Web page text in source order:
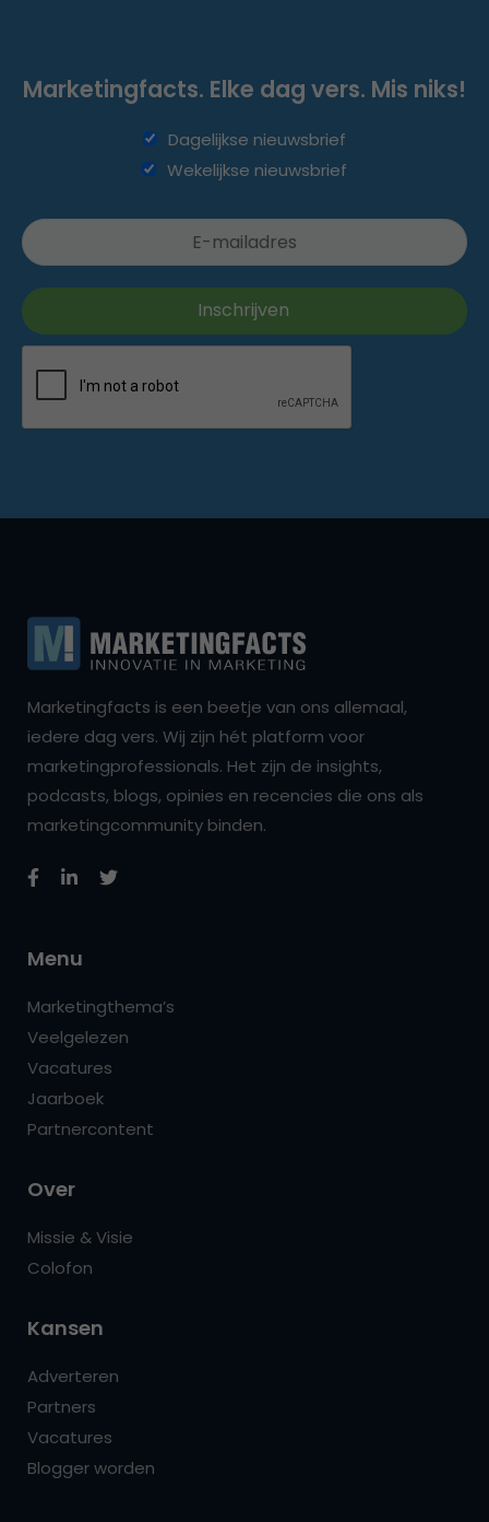
Marketingfacts. Elke dag vers. Mis niks!
Dagelijkse nieuwsbrief
Wekelijkse nieuwsbrief
Marketingfacts is een beetje van ons allemaal,
iedere dag vers. Wij zijn hét platform voor
marketingprofessionals. Het zijn de insights,
podcasts, blogs, opinies en recencies die ons als
marketingcommunity binden.
Menu
Marketingthema’s
Veelgelezen
Vacatures
Jaarboek
Partnercontent
Over
Missie & Visie
Colofon
Kansen
Adverteren
Partners
Vacatures
Blogger worden